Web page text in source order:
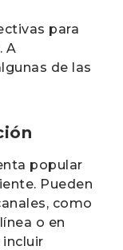
para
A
de las
popular
Pueden
como
o en
incluir